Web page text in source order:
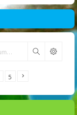
Zoek
5